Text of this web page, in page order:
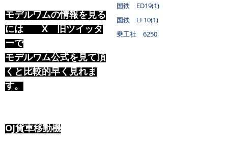
モデルワムの情報を見る
には X 旧ツイッタ
ーで
モデルワム公式を見て頂
くと比較的早く見れま
す。
OJ貨車移動機
国鉄 ED19(1)
国鉄 EF10(1)
乗工社 6250